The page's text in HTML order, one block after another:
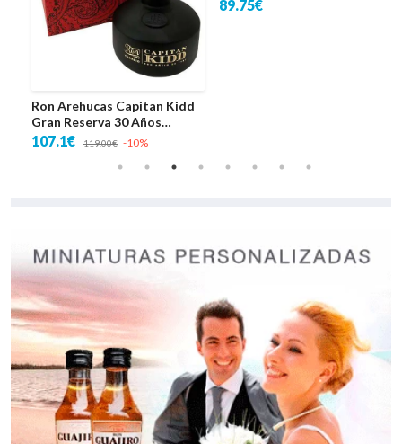
Ron Arehucas Capitan Kidd
Gran Reserva 30 Años
Ceramica
107.1€ 119.00€ -10%